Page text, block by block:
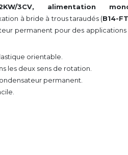
3CV, alimentation
à bride à trous taraudés (B14-
permanent pour des
orientable.
les deux sens de rotation.
permanent.